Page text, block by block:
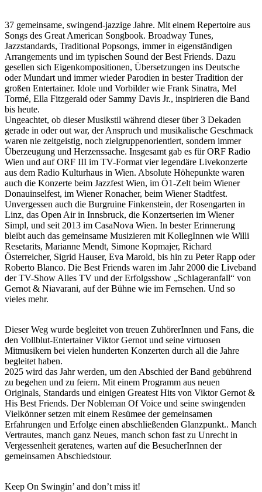
37 gemeinsame, swingend-jazzige Jahre. Mit einem Repertoire aus
Songs des Great American Songbook. Broadway Tunes,
Jazzstandards, Traditional Popsongs, immer in eigenständigen
Arrangements und im typischen Sound der Best Friends. Dazu
gesellen sich Eigenkompositionen, Übersetzungen ins Deutsche
oder Mundart und immer wieder Parodien in bester Tradition der
großen Entertainer. Idole und Vorbilder wie Frank Sinatra, Mel
Tormé, Ella Fitzgerald oder Sammy Davis Jr., inspirieren die Band
bis heute.
Ungeachtet, ob dieser Musikstil während dieser über 3 Dekaden
gerade in oder out war, der Anspruch und musikalische Geschmack
waren nie zeitgeistig, noch zielgruppenorientiert, sondern immer
Überzeugung und Herzenssache. Insgesamt gab es für ORF Radio
Wien und auf ORF III im TV-Format vier legendäre Livekonzerte
aus dem Radio Kulturhaus in Wien. Absolute Höhepunkte waren
auch die Konzerte beim Jazzfest Wien, im Ö1-Zelt beim Wiener
Donauinselfest, im Wiener Ronacher, beim Wiener Stadtfest.
Unvergessen auch die Burgruine Finkenstein, der Rosengarten in
Linz, das Open Air in Innsbruck, die Konzertserien im Wiener
Simpl, und seit 2013 im CasaNova Wien. In bester Erinnerung
bleibt auch das gemeinsame Musizieren mit KollegInnen wie Willi
Resetarits, Marianne Mendt, Simone Kopmajer, Richard
Österreicher, Sigrid Hauser, Eva Marold, bis hin zu Peter Rapp oder
Roberto Blanco. Die Best Friends waren im Jahr 2000 die Liveband
der TV-Show Alles TV und der Erfolgsshow „Schlageranfall“ von
Gernot & Niavarani, auf der Bühne wie im Fernsehen. Und so
vieles mehr.
Dieser Weg wurde begleitet von treuen ZuhörerInnen und Fans, die
den Vollblut-Entertainer Viktor Gernot und seine virtuosen
Mitmusikern bei vielen hunderten Konzerten durch all die Jahre
begleitet haben.
2025 wird das Jahr werden, um den Abschied der Band gebührend
zu begehen und zu feiern. Mit einem Programm aus neuen
Originals, Standards und einigen Greatest Hits von Viktor Gernot &
His Best Friends. Der Nobleman Of Voice und seine swingenden
Vielkönner setzen mit einem Resümee der gemeinsamen
Erfahrungen und Erfolge einen abschließenden Glanzpunkt.. Manch
Vertrautes, manch ganz Neues, manch schon fast zu Unrecht in
Vergessenheit geratenes, warten auf die BesucherInnen der
gemeinsamen Abschiedstour.
Keep On Swingin’ and don’t miss it!